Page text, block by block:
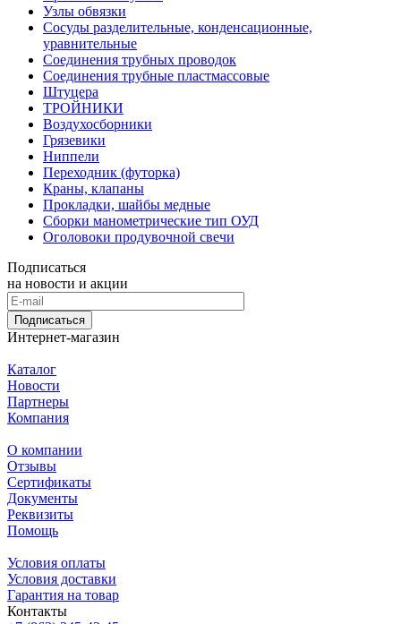
Узлы обвязки
Сосуды разделительные, конденсационные,
уравнительные
Соединения трубных проводок
Соединения трубные пластмассовые
Штуцера
ТРОЙНИКИ
Воздухосборники
Грязевики
Ниппели
Переходник (футорка)
Краны, клапаны
Прокладки, шайбы медные
Сборки манометрические тип ОУД
Оголовоки продувочной свечи
Подписаться
на новости и акции
Подписаться
Интернет-магазин
Каталог
Новости
Партнеры
Компания
О компании
Отзывы
Сертификаты
Документы
Реквизиты
Помощь
Условия оплаты
Условия доставки
Гарантия на товар
Контакты